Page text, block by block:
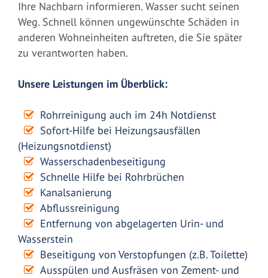
Ihre Nachbarn informieren. Wasser sucht seinen
Weg. Schnell können ungewünschte Schäden in
anderen Wohneinheiten auftreten, die Sie später
zu verantworten haben.
Unsere Leistungen im Überblick:
Rohrreinigung auch im 24h Notdienst
Sofort-Hilfe bei Heizungsausfällen
(Heizungsnotdienst)
Wasserschadenbeseitigung
Schnelle Hilfe bei Rohrbrüchen
Kanalsanierung
Abflussreinigung
Entfernung von abgelagerten Urin- und
Wasserstein
Beseitigung von Verstopfungen (z.B. Toilette)
Ausspülen und Ausfräsen von Zement- und